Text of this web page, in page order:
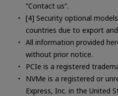
“Contact us”.
[4] Security optional
countries due to export
All information provided
without prior notice.
PCIe is a registered
NVMe is a registered or
Express, Inc. in the United